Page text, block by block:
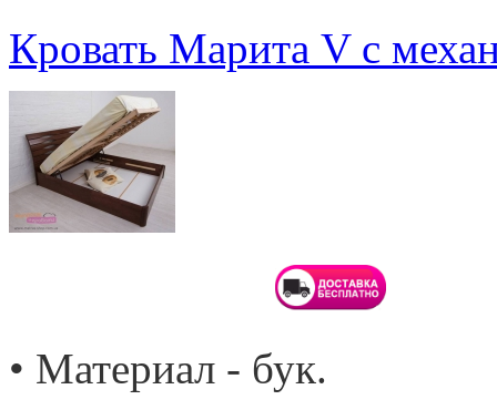
Кровать Марита V с
• Материал - бук.